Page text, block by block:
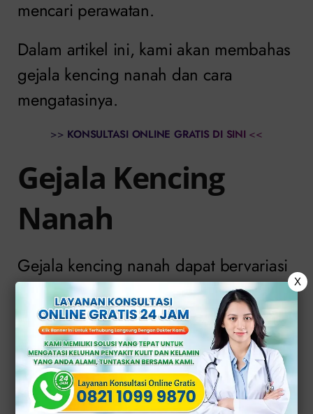
mencari perawatan.
Dalam artikel ini, kami akan membahas
gejala kencing nanah dan cara
mengatasinya.
>> KONSULTASI ONLINE GRATIS DI SINI <<
Gejala Kencing
Nanah
Gejala kencing nanah dapat bervariasi
dari ringan hingga parah atau bahkan
tanpa gejala sama sekali. Beberapa
gejala yang paling umum meliputi:
Nyeri saat kencing
X